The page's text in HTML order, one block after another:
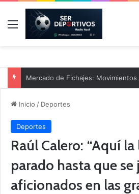
Menú
Inicio / Deportes
Deportes
Raúl Calero: “Aquí
parado hasta que se
aficionados en las